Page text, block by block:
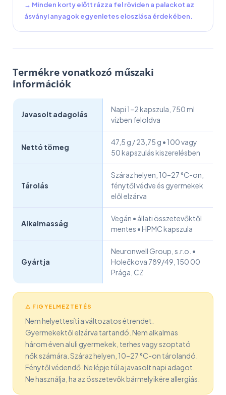
→ Minden korty előtt rázza fel röviden a palackot az
ásványi anyagok egyenletes eloszlása érdekében.
Termékre vonatkozó műszaki
információk
Javasolt adagolás
Napi 1–2 kapszula, 750 ml
vízben feloldva
Nettó tömeg
47,5 g / 23,75 g • 100 vagy
50 kapszulás kiszerelésben
Tárolás
Száraz helyen, 10–27 °C-on,
fénytől védve és gyermekek
elől elzárva
Alkalmasság
Vegán • állati összetevőktől
mentes • HPMC kapszula
Gyártja
Neuronwell Group, s.r.o. •
Holečkova 789/49, 150 00
Prága, CZ
⚠ FIGYELMEZTETÉS
Nem helyettesíti a változatos étrendet.
Gyermekektől elzárva tartandó. Nem alkalmas
három éven aluli gyermekek, terhes vagy szoptató
nők számára. Száraz helyen, 10–27 °C-on tárolandó.
Fénytől védendő. Ne lépje túl a javasolt napi adagot.
Ne használja, ha az összetevők bármelyikére allergiás.